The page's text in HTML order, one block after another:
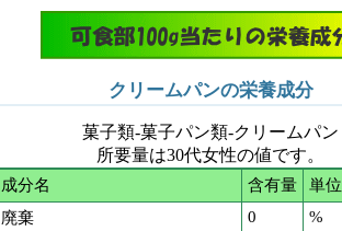
クリームパンの栄養成分
菓子類-菓子パン類-クリームパン
所要量は30代女性の値です。
成分名 含有量 単位
廃棄
0 %